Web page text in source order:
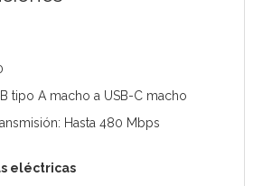
tipo A macho a USB-C macho
Hasta 480 Mbps
eléctricas